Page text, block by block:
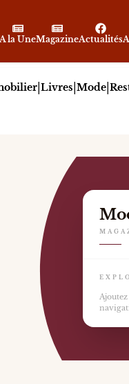
A la UneMagazineActualités
| Livres Mode|
adipiscin g elit